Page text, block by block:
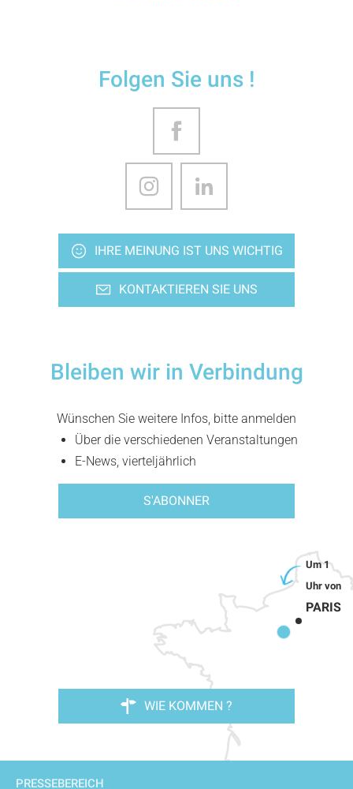
Folgen Sie uns !
IHRE MEINUNG IST UNS WICHTIG
KONTAKTIEREN SIE UNS
Bleiben wir in Verbindung
Wünschen Sie weitere Infos, bitte anmelden
Über die verschiedenen Veranstaltungen
E-News, vierteljährlich
S'ABONNER
PARIS
WIE KOMMEN ?
PRESSEBEREICH